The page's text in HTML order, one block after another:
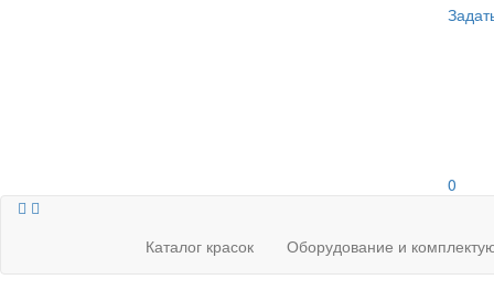
0
Каталог красок Оборудование и